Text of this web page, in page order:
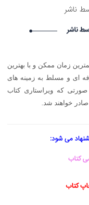
Narkolog na dom_yysn Narkolog na dom_yysn گرامی :
avet mirakyan_fxet avet mirakyan_fxet گرامی : درخواست
Skam-pyblikaciya_fiSt Skam-pyblikaciya_fiSt گرامی :
درخواست استخدام شما با موفقیت انجام شد ساعت ۱۰:۵۷:۱۶ تاریخ
ناشر
ناشر
زمان ممکن و با بهترین
ای و مسلط به زمینه های
صورتی که ویراستاری کتاب
خواهند شد.
می شود:
کتاب
کتاب